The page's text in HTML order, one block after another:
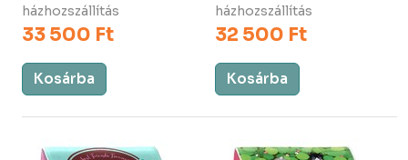
házhozszállítás
33 500 Ft
Kosárba
házhozszállítás
32 500 Ft
Kosárba